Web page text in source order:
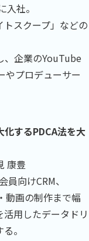
社。
スクープ」などの
、企業のYouTube
やプロデューサー
化するPDCA法を大
康豊
向けCRM、
動画の制作まで幅
活用したデータドリ
。